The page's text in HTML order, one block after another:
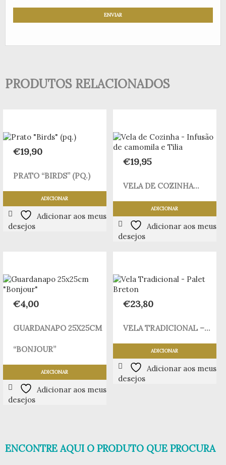
PRODUTOS RELACIONADOS
€19,90
PRATO “BIRDS” (PQ.)
ADICIONAR
Adicionar aos meus
desejos
€19,95
VELA DE COZINHA...
ADICIONAR
Adicionar aos meus
desejos
€4,00
GUARDANAPO 25X25CM
“BONJOUR”
ADICIONAR
Adicionar aos meus
desejos
€23,80
VELA TRADICIONAL –...
ADICIONAR
Adicionar aos meus
desejos
ENCONTRE AQUI O PRODUTO QUE PROCURA